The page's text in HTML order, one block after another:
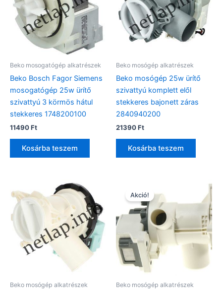
Beko mosogatógép alkatrészek
Beko Bosch Fagor Siemens
mosogatógép 25w ürítő
szivattyú 3 körmös hátul
stekkeres 1748200100
11490Ft
Kosárba teszem
Beko mosógép alkatrészek
Beko mosógép 25w ürítő
szivattyú komplett elől
stekkeres bajonett záras
2840940200
21390Ft
Kosárba teszem
Beko mosógép alkatrészek
Akció!
Beko mosógép alkatrészek